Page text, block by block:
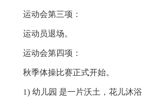
运动会第三项：
运动员退场。
运动会第四项：
秋季体操比赛正式开始。
1) 幼儿园 是一片沃土，花儿沐